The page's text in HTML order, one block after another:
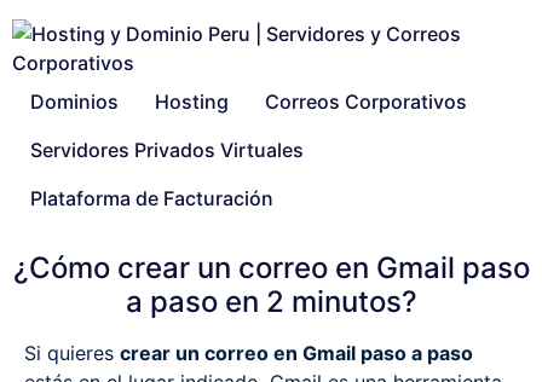
Dominios Hosting
Correos Corporativos
Servidores Privados Virtuales
Plataforma de Facturación
¿Cómo crear un correo en Gmail paso
a paso en 2 minutos?
Si quieres crear un correo en Gmail paso a paso